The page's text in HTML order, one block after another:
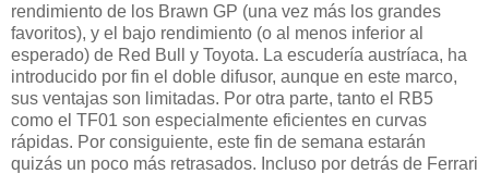
rendimiento de los Brawn GP (una vez más los grandes
favoritos), y el bajo rendimiento (o al menos inferior al
esperado) de Red Bull y Toyota. La escudería austríaca, ha
introducido por fin el doble difusor, aunque en este marco,
sus ventajas son limitadas. Por otra parte, tanto el RB5
como el TF01 son especialmente eficientes en curvas
rápidas. Por consiguiente, este fin de semana estarán
quizás un poco más retrasados. Incluso por detrás de Ferrari